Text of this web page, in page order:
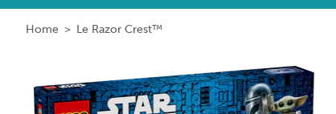
Home > Le Razor Crest™